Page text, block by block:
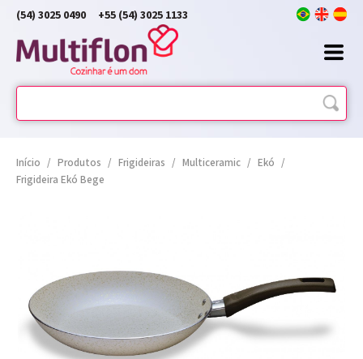
(54) 3025 0490 +55 (54) 3025 1133
Início / Produtos / Frigideiras / Multiceramic / Ekó /
Frigideira Ekó Bege